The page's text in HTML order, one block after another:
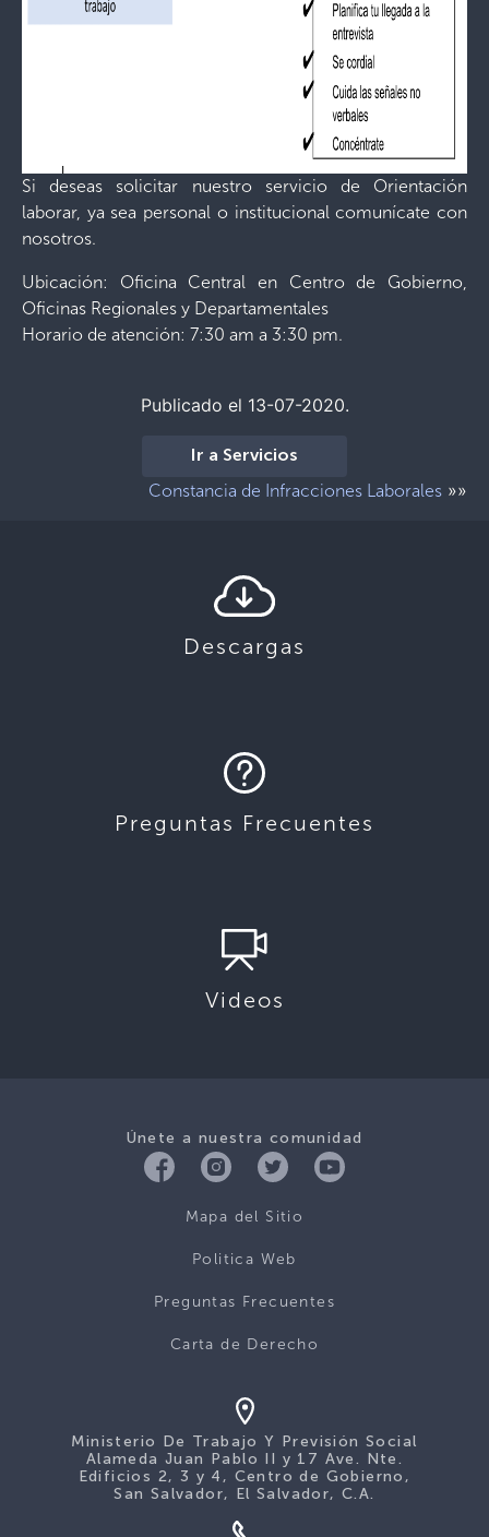
Si deseas solicitar nuestro servicio de Orientación
laborar, ya sea personal o institucional comunícate con
nosotros.
Ubicación: Oficina Central en Centro de Gobierno,
Oficinas Regionales y Departamentales
Horario de atención: 7:30 am a 3:30 pm.
Publicado el 13-07-2020.
Ir a Servicios
Constancia de Infracciones Laborales »»
Descargas
Preguntas Frecuentes
Videos
Únete a nuestra comunidad
Mapa del Sitio
Politica Web
Preguntas Frecuentes
Carta de Derecho
Ministerio De Trabajo Y Previsión Social
Alameda Juan Pablo II y 17 Ave. Nte.
Edificios 2, 3 y 4, Centro de Gobierno,
San Salvador, El Salvador, C.A.